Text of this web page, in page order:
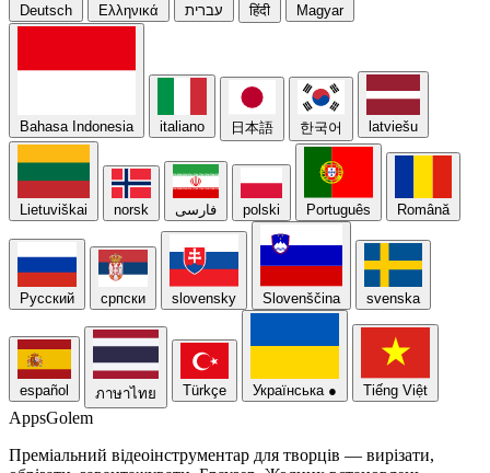
Deutsch Ελληνικά עברית हिंदी Magyar
Bahasa Indonesia italiano 日本語 한국어 latviešu
Lietuviškai norsk فارسی polski Português Română
Русский српски slovensky Slovenščina svenska
español ภาษาไทย Türkçe Українська ● Tiếng Việt
AppsGolem
Преміальний відеоінструментар для творців — вирізати,